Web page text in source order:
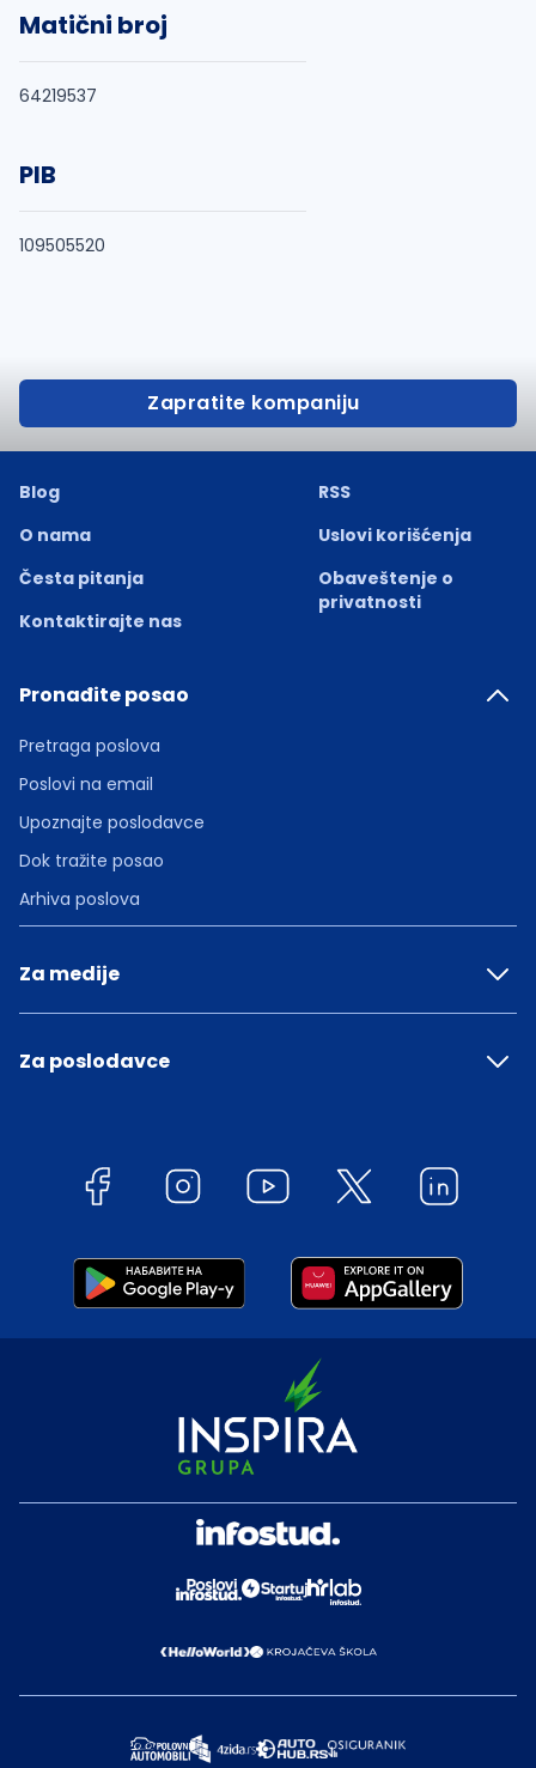
Matični broj
64219537
PIB
109505520
Zapratite kompaniju
Blog
O nama
Česta pitanja
Kontaktirajte nas
RSS
Uslovi korišćenja
Obaveštenje o
privatnosti
Pronađite posao
Pretraga poslova
Poslovi na email
Upoznajte poslodavce
Dok tražite posao
Arhiva poslova
Za medije
Za poslodavce